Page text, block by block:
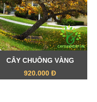
CÂY CHUÔNG VÀNG
920.000 Đ